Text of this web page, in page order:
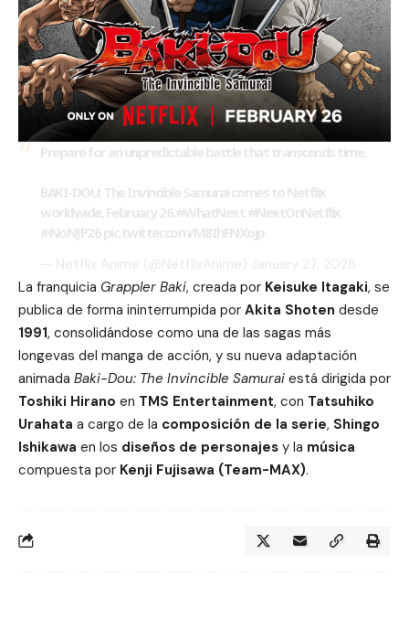
La franquicia Grappler Baki, creada por Keisuke Itagaki, se
publica de forma ininterrumpida por Akita Shoten desde
1991, consolidándose como una de las sagas más
longevas del manga de acción, y su nueva adaptación
animada Baki-Dou: The Invincible Samurai está dirigida por
Toshiki Hirano en TMS Entertainment, con Tatsuhiko
Urahata a cargo de la composición de la serie, Shingo
Ishikawa en los diseños de personajes y la música
compuesta por Kenji Fujisawa (Team-MAX).